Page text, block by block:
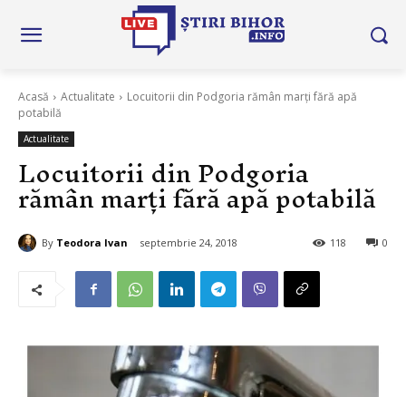
Acasă Actualitate
Locuitorii din Podgoria rămân marți fără apă
potabilă
Actualitate
Locuitorii din Podgoria
rămân marți fără apă potabilă
By Teodora Ivan septembrie 24, 2018 0
118